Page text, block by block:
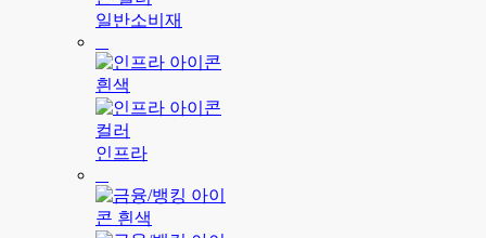
일반소비재
인프라